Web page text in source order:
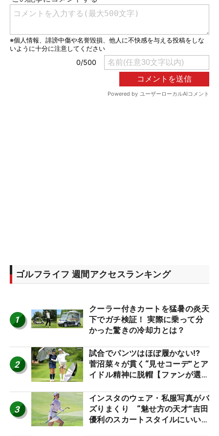
ゴルフライフ 週間アクセスランキング
1
クーラー付きカートを猛暑の炎天
下でガチ検証！ 実際に乗って分
かった驚きの冷却力とは？
2
試合でパンツはほぼ履かない⁉
菅沼菜々が貫く“見せコーデ”とア
イドル精神に脱帽【ファンが選ぶ
3
インスタのウェア・私服写真がバ
ズりまくり “魅せ方の天才”吉田
優利のスカートスタイルにいい